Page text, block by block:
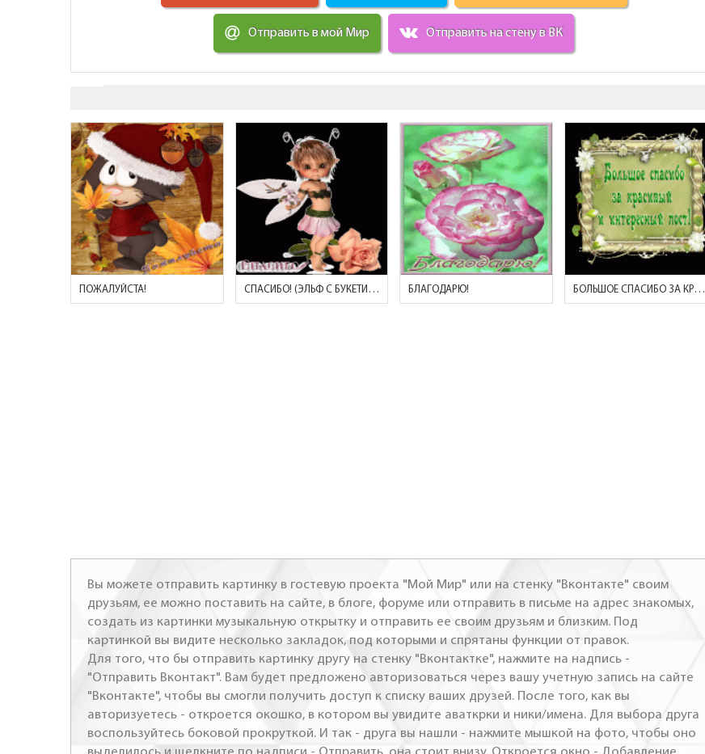
Отправить в мой Мир Отправить на стену в ВК
ПОЖАЛУЙСТА! СПАСИБО! (ЭЛЬФ С БУКЕТИКОМ) БЛАГОДАРЮ! БОЛЬШОЕ СПАСИБО ЗА КРАСИВЫЙ И ИНТЕРЕСНЫЙ ПОСТ!
Вы можете отправить картинку в гостевую проекта "Мой Мир" или на стенку "Вконтакте" своим
друзьям, ее можно поставить на сайте, в блоге, форуме или отправить в письме на адрес знакомых,
создать из картинки музыкальную открытку и отправить ее своим друзьям и близким. Под
картинкой вы видите несколько закладок, под которыми и спрятаны функции от правок.
Для того, что бы отправить картинку другу на стенку "Вконтактке", нажмите на надпись -
"Отправить Вконтакт". Вам будет предложено авторизоваться через вашу учетную запись на сайте
"Вконтакте", чтобы вы смогли получить доступ к списку ваших друзей. После того, как вы
авторизуетесь - откроется окошко, в котором вы увидите аваткрки и ники/имена. Для выбора друга
воспользуйтесь боковой прокруткой. И так - друга вы нашли - нажмите мышкой на фото, чтобы оно